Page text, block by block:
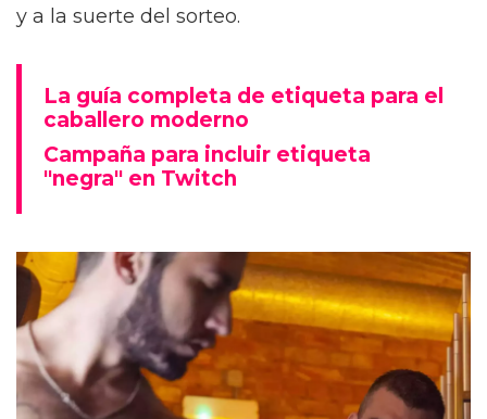
y a la suerte del sorteo.
La guía completa de etiqueta para el
caballero moderno
Campaña para incluir etiqueta
"negra" en Twitch